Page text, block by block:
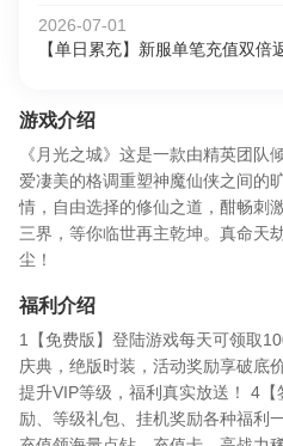
2026-07-01
【单日累充】新服单笔充值双倍
游戏介绍
《月光之城》这是一款由精英团队
爱凄美的格调重塑神魔仙侠之间的
情，自由选择的修仙之道，酣畅刺
三界，等你临世再主乾坤。真命天
尘！
福利介绍
1【免费版】登陆游戏每天可领取
庆典，绝版时装，活动奖励享破底
提升VIP等级，福利真实放送！ 4
励、等级礼包、挂机奖励各种福利